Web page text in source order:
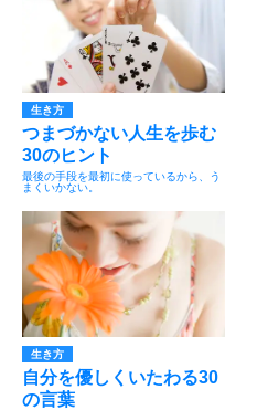
生き方
つまづかない人生を歩む
30のヒント
最後の手段を最初に使っているから、う
まくいかない。
生き方
自分を優しくいたわる30
の言葉